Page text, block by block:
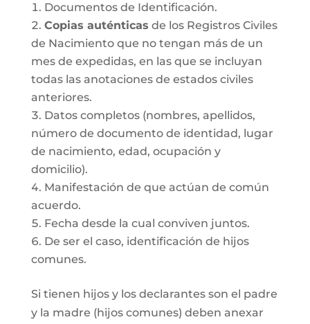
Documentos de Identificación.
Copias auténticas de los Registros Civiles
de Nacimiento que no tengan más de un
mes de expedidas, en las que se incluyan
todas las anotaciones de estados civiles
anteriores.
Datos completos (nombres, apellidos,
número de documento de identidad, lugar
de nacimiento, edad, ocupación y
domicilio).
Manifestación de que actúan de común
acuerdo.
Fecha desde la cual conviven juntos.
De ser el caso, identificación de hijos
comunes.
Si tienen hijos y los declarantes son el padre
y la madre (hijos comunes) deben anexar